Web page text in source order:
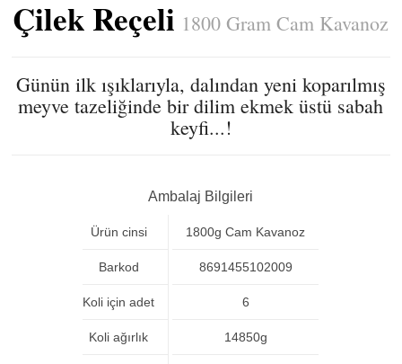
Çilek Reçeli 1800 Gram Cam Kavanoz
Günün ilk ışıklarıyla, dalından yeni koparılmış
meyve tazeliğinde bir dilim ekmek üstü sabah
keyfi...!
Ambalaj Bilgileri
Ürün cinsi
Barkod
Koli için adet
Koli ağırlık
1800g Cam Kavanoz
8691455102009
6
14850g